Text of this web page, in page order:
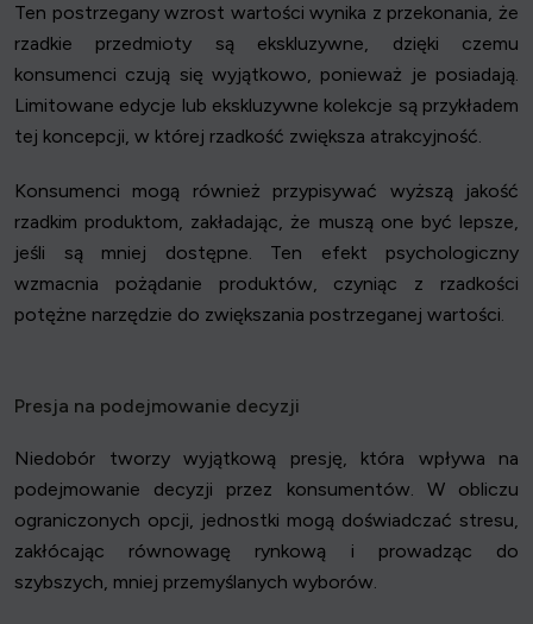
Ten postrzegany wzrost wartości wynika z przekonania, że
rzadkie przedmioty są ekskluzywne, dzięki czemu
konsumenci czują się wyjątkowo, ponieważ je posiadają.
Limitowane edycje lub ekskluzywne kolekcje są przykładem
tej koncepcji, w której rzadkość zwiększa atrakcyjność.
Konsumenci mogą również przypisywać wyższą jakość
rzadkim produktom, zakładając, że muszą one być lepsze,
jeśli są mniej dostępne. Ten efekt psychologiczny
wzmacnia pożądanie produktów, czyniąc z rzadkości
potężne narzędzie do zwiększania postrzeganej wartości.
Presja na podejmowanie decyzji
Niedobór tworzy wyjątkową presję, która wpływa na
podejmowanie decyzji przez konsumentów. W obliczu
ograniczonych opcji, jednostki mogą doświadczać stresu,
zakłócając równowagę rynkową i prowadząc do
szybszych, mniej przemyślanych wyborów.